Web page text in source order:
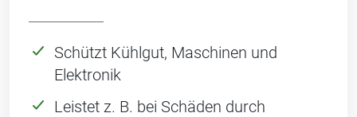
Schützt Kühlgut, Maschinen und
Elektronik
Leistet z. B. bei Schäden durch